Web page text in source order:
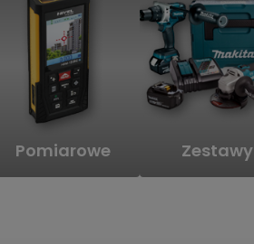
Pomiarowe Zestawy